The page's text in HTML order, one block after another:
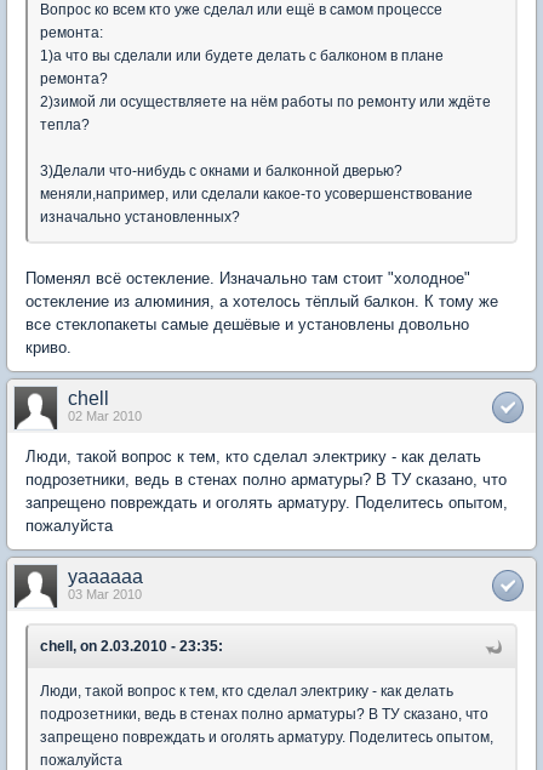
Вопрос ко всем кто уже сделал или ещё в самом процессе
ремонта:
1)а что вы сделали или будете делать с балконом в плане
ремонта?
2)зимой ли осуществляете на нём работы по ремонту или ждёте
тепла?
3)Делали что-нибудь с окнами и балконной дверью?
меняли,например, или сделали какое-то усовершенствование
изначально установленных?
Поменял всё остекление. Изначально там стоит "холодное"
остекление из алюминия, а хотелось тёплый балкон. К тому же
все стеклопакеты самые дешёвые и установлены довольно
криво.
chell
02 Mar 2010
Люди, такой вопрос к тем, кто сделал электрику - как делать
подрозетники, ведь в стенах полно арматуры? В ТУ сказано, что
запрещено повреждать и оголять арматуру. Поделитесь опытом,
пожалуйста
yaaaaaa
03 Mar 2010
chell, on 2.03.2010 - 23:35:
Люди, такой вопрос к тем, кто сделал электрику - как делать
подрозетники, ведь в стенах полно арматуры? В ТУ сказано, что
запрещено повреждать и оголять арматуру. Поделитесь опытом,
пожалуйста